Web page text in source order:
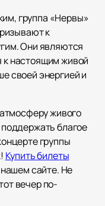
группа «Нервы»
к
Они являются
к настоящим живой
своей энергией и
живого
благое
группы
Купить билеты
сайте. Не
вечер по-